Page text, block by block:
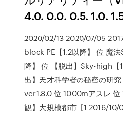
4.0. 0.0. 0.5. 1.0.
2020/02/13 2020/07/05
block PE【1.2以降】 位 魔
降】 位 【脱出】Sky-high【
出】天才科学者の秘密の研
ver1.8.0 位 1000mアスレ 位
観】大規模都市【1 2016/